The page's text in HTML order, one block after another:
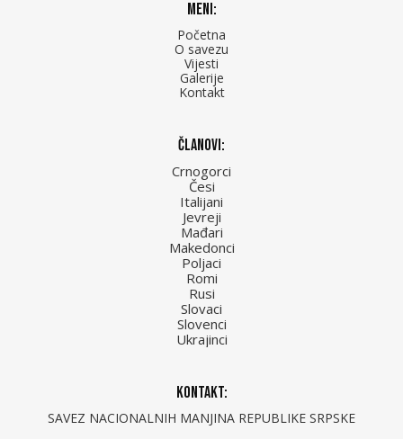
Meni:
Početna
O savezu
Vijesti
Galerije
Kontakt
Članovi:
Crnogorci
Česi
Italijani
Jevreji
Mađari
Makedonci
Poljaci
Romi
Rusi
Slovaci
Slovenci
Ukrajinci
Kontakt:
SAVEZ NACIONALNIH MANJINA REPUBLIKE SRPSKE